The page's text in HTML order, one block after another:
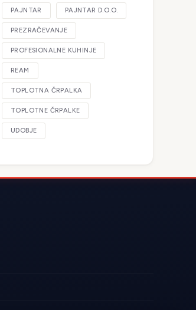
PAJNTAR PAJNTAR D.O.O.
PREZRAČEVANJE
PROFESIONALNE KUHINJE
REAM
TOPLOTNA ČRPALKA
TOPLOTNE ČRPALKE
UDOBJE